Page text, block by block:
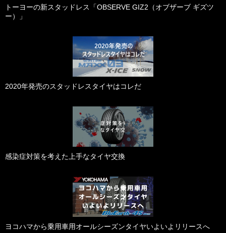
トーヨーの新スタッドレス「OBSERVE GIZ2（オブザーブ ギズツ
ー）」
2020年発売のスタッドレスタイヤはコレだ
感染症対策を考えた上手なタイヤ交換
ヨコハマから乗用車用オールシーズンタイヤいよいよリリースへ